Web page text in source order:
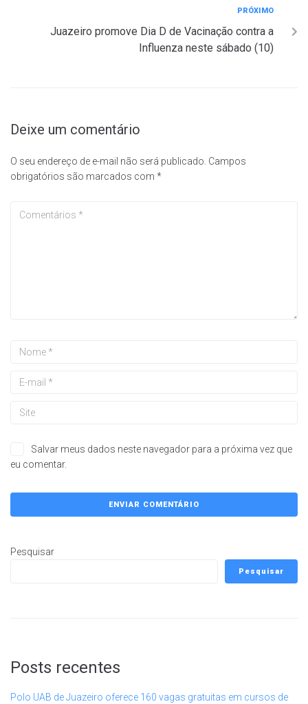
PRÓXIMO
Juazeiro promove Dia D de Vacinação contra a
Influenza neste sábado (10)
Deixe um comentário
O seu endereço de e-mail não será publicado. Campos
obrigatórios são marcados com *
Salvar meus dados neste navegador para a próxima vez que
eu comentar.
Pesquisar
Pesquisar
Posts recentes
Polo UAB de Juazeiro oferece 160 vagas gratuitas em cursos de